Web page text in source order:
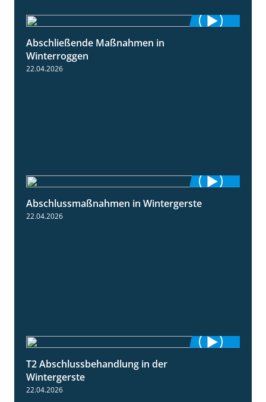
Abschließende Maßnahmen in
Winterroggen
22.04.2026
Abschlussmaßnahmen in Wintergerste
22.04.2026
T2 Abschlussbehandlung in der
Wintergerste
22.04.2026